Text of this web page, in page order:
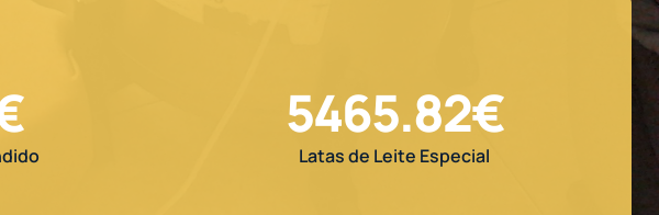
Latas de Leite Especial
5465.82€